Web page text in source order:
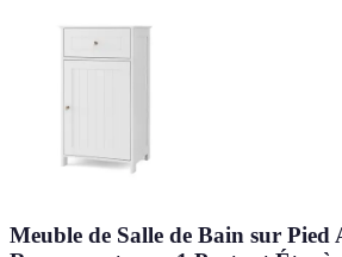
Meuble de Salle de Bain sur Pied